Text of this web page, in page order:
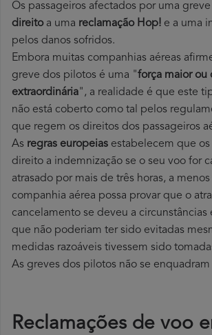
Os passageiros afectados por uma
direitoa uma reclamação Hop! e a uma
pelos danos sofridos.
Embora muitas companhias aéreas
greve dos pilotos é uma "força maior ou
extraordinária", a realidade é que este
não está coberto como tal pelos
que regem os direitos dos passageiros
As regras europeias estabelecem que
direito a indemnização se o seu voo for
atrasado por mais de três horas, a
companhia aérea possa provar que o
cancelamento se deveu a circunstâncias
que não poderiam ter sido evitadas
medidas razoáveis tivessem sido
As greves dos pilotos não se
Reclamações de voo